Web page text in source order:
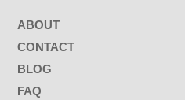
ABOUT
CONTACT
BLOG
FAQ